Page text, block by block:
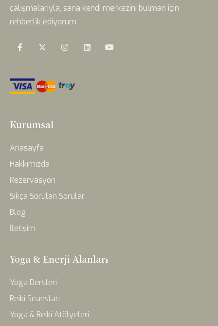
çalışmalarıyla, sana kendi merkezini bulman için
rehberlik ediyorum.
Kurumsal
Anasayfa
Hakkımızda
Rezervasyon
Sıkça Sorulan Sorular
Blog
İletişim
Yoga & Enerji Alanları
Yoga Dersleri
Reiki Seansları
Yoga & Reiki Atölyeleri